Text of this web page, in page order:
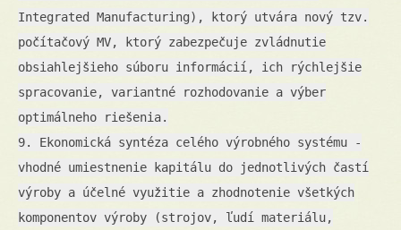
Integrated Manufacturing), ktorý utvára nový tzv.
počítačový MV, ktorý zabezpečuje zvládnutie
obsiahlejšieho súboru informácií, ich rýchlejšie
spracovanie, variantné rozhodovanie a výber
optimálneho riešenia.
9. Ekonomická syntéza celého výrobného systému -
vhodné umiestnenie kapitálu do jednotlivých častí
výroby a účelné využitie a zhodnotenie všetkých
komponentov výroby (strojov, ľudí materiálu,